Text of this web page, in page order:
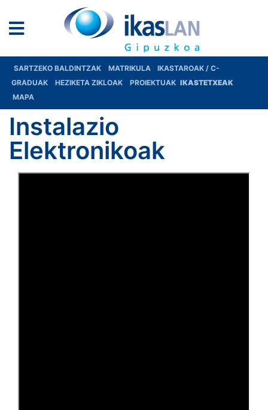
SARTZEKO BALDINTZAK MATRIKULA
IKASTAROAK / C-
GRADUAK
HEZIKETA ZIKLOAK PROIEKTUAK IKASTETXEAK
MAPA
Instalazio
Elektronikoak